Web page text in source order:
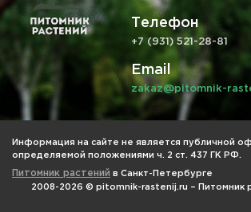
Телефон
+7 (931) 521-28-81
Email
zakaz@pitomnik-
Информация на сайте не является публичной
определяемой положениями ч. 2 ст. 437 ГК РФ.
Питомник растений в Санкт-Петербурге
2008-2026 © pitomnik-rastenij.ru – Питомник